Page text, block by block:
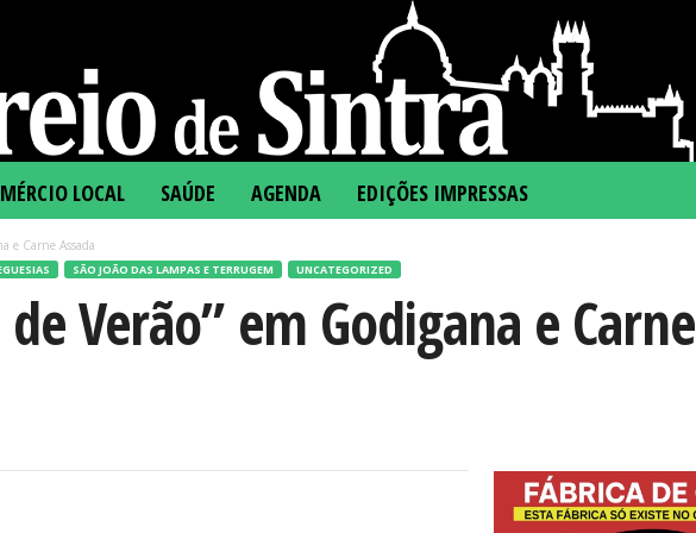
LOCAL SAÚDE AGENDA EDIÇÕES IMPRESSAS
e Carne Assada
SÃO JOÃO DAS LAMPAS E TERRUGEM UNCATEGORIZED
Verão” em Godigana e Carne